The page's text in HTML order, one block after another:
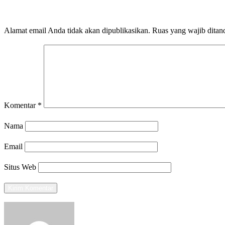
Alamat email Anda tidak akan dipublikasikan. Ruas yang wajib
Komentar *
Nama
Email
Situs Web